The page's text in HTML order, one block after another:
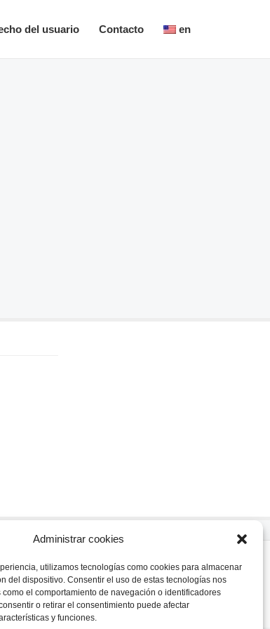
Administrar cookies
utilizamos tecnologías como cookies para almacenar
del dispositivo. Consentir el uso de estas tecnologías nos
el comportamiento de navegación o identificadores
o retirar el consentimiento puede afectar
y funciones.
del usuario Contacto en